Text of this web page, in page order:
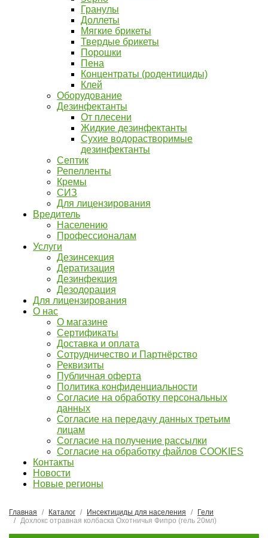
Гранулы
Доллеты
Мягкие брикеты
Твердые брикеты
Порошки
Пена
Концентраты (родентициды)
Клей
Оборудование
Дезинфектанты
От плесени
Жидкие дезинфектанты
Сухие водорастворимые
дезинфектанты
Септик
Репелленты
Кремы
СИЗ
Для лицензирования
Вредитель
Населению
Профессионалам
Услуги
Дезинсекция
Дератизация
Дезинфекция
Дезодорация
Для лицензирования
О нас
О магазине
Сертификаты
Доставка и оплата
Сотрудничество и Партнёрство
Реквизиты
Публичная оферта
Политика конфиденциальности
Согласие на обработку персональных
данных
Согласие на передачу данных третьим
лицам
Согласие на получение рассылки
Согласие на обработку файлов COOKIES
Контакты
Новости
Новые регионы
Главная Каталог Инсектициды для населения
Гели
Дохлокс отравная колбаска Охотничья Фипро (гель 20мл)